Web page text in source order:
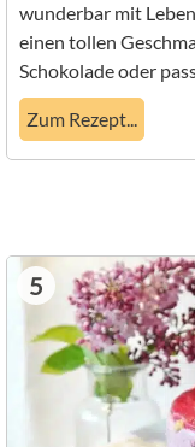
wunderbar mit
einen tollen
Schokolade oder
Zum Rezept...
5